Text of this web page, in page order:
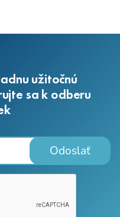
užitočnú
sa k odberu
Odoslať